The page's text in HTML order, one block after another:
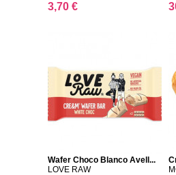
3,70 €
Wafer Choco Blanco Avell...
LOVE RAW